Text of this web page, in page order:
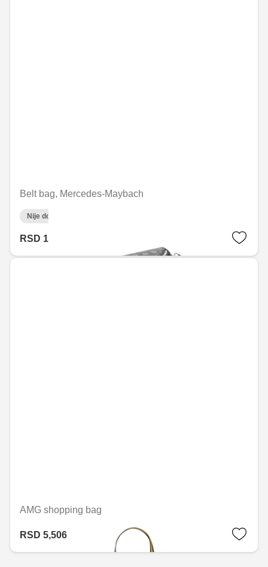
Belt bag, Mercedes-Maybach
Nije dostupno on-line
RSD 105,556
AMG shopping bag
RSD 5,506